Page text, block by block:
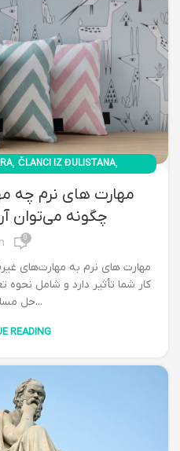
, ČLANCI IZ ĐULISTANA,
مهارت های نرم چه
چگونه می‌توان
0
مهارت های نرم به مهارت‌های
کار شما تأثیر دارد و شامل نحوه
حل مسائل و رو...
READING